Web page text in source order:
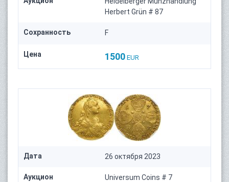
Herbert Grün # 87
Сохранность F
Цена 1500 EUR
Дата 26 октября 2023
Аукцион Universum Coins # 7